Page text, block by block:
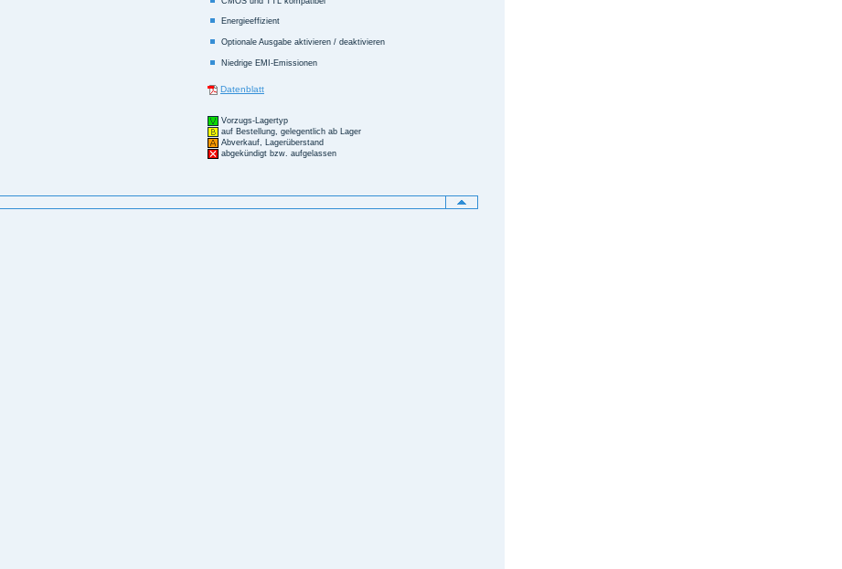
Energieeffizient
Optionale Ausgabe aktivieren / deaktivieren
Niedrige EMI-Emissionen
Datenblatt
Vorzugs-Lagertyp
auf Bestellung, gelegentlich ab Lager
Abverkauf, Lagerüberstand
abgekündigt bzw. aufgelassen